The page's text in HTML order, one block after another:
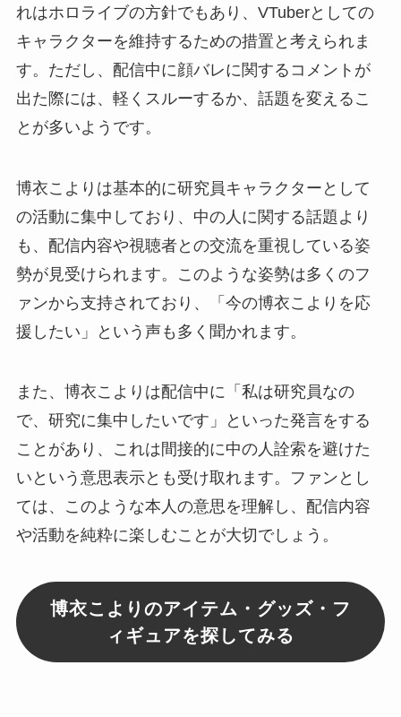
れはホロライブの方針でもあり、VTuberとしての
キャラクターを維持するための措置と考えられま
す。ただし、配信中に顔バレに関するコメントが
出た際には、軽くスルーするか、話題を変えるこ
とが多いようです。
博衣こよりは基本的に研究員キャラクターとして
の活動に集中しており、中の人に関する話題より
も、配信内容や視聴者との交流を重視している姿
勢が見受けられます。このような姿勢は多くのフ
ァンから支持されており、「今の博衣こよりを応
援したい」という声も多く聞かれます。
また、博衣こよりは配信中に「私は研究員なの
で、研究に集中したいです」といった発言をする
ことがあり、これは間接的に中の人詮索を避けた
いという意思表示とも受け取れます。ファンとし
ては、このような本人の意思を理解し、配信内容
や活動を純粋に楽しむことが大切でしょう。
博衣こよりのアイテム・グッズ・フ
ィギュアを探してみる